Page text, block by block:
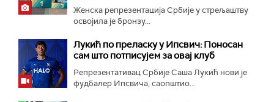
Женска репрезентација Србије у стрељаштву
освојила је бронзу...
Лукић по преласку у Ипсвич: Поносан
сам што потписујем за овај клуб
Репрезентативац Србије Саша Лукић нови је
фудбалер Ипсвича, саопштио...